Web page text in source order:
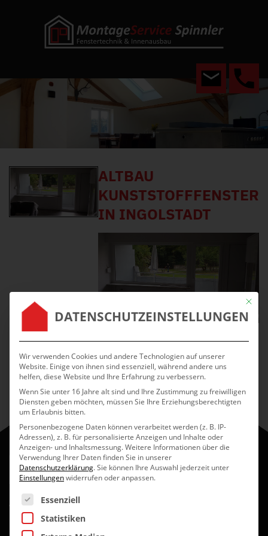
ALTBAU
KUNSTSTOFFFENSTER
IN INGOLSTADT
Wir sind Ihr Dienstleister für Fenstertechnik und
Innenausbau aus Unterreit bei Wasserburg. Wir montieren
Mit
DATENSCHUTZEINSTELLUNGEN
Wir verwenden Cookies und andere Technologien auf unserer
Website. Einige von ihnen sind essenziell, während andere uns
helfen, diese Website und Ihre Erfahrung zu verbessern.
Wenn Sie unter 16 Jahre alt sind und Ihre Zustimmung zu freiwilligen
Diensten geben möchten, müssen Sie Ihre Erziehungsberechtigten
um Erlaubnis bitten.
Personenbezogene Daten können verarbeitet werden (z. B. IP-
Adressen), z. B. für personalisierte Anzeigen und Inhalte oder
Anzeigen- und Inhaltsmessung.Weitere Informationen über die
Verwendung Ihrer Daten finden Sie in unserer
Datenschutzerklärung.Sie können Ihre Auswahl jederzeit unter
Einstellungenwiderrufen oder anpassen.
Es folgt eine Liste der Service-Gruppen, für die eine
Essenziell
Statistiken